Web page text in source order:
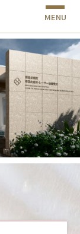
MENU
治療部門｜しみ・た